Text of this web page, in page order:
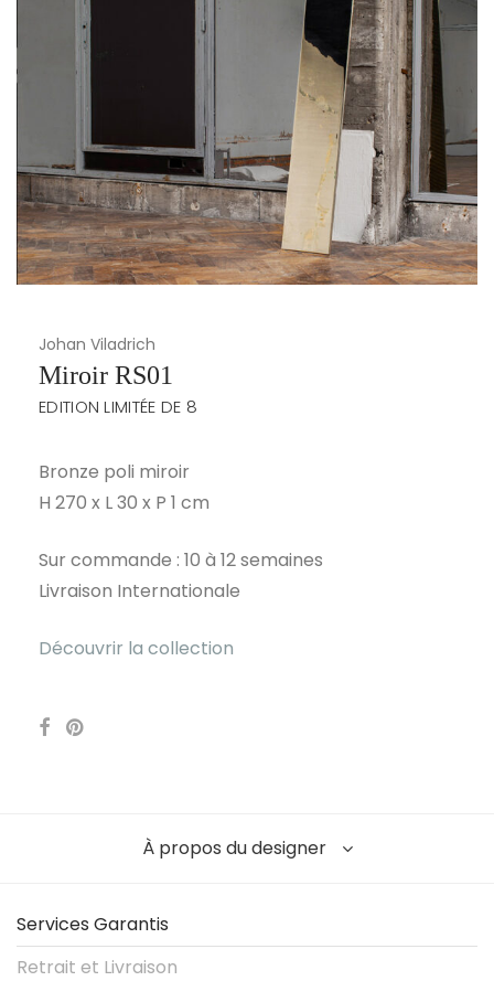
Johan Viladrich
Miroir RS01
EDITION LIMITÉE DE 8
Bronze poli miroir
H 270 x L 30 x P 1 cm
Sur commande : 10 à 12 semaines
Livraison Internationale
Découvrir la collection
À propos du designer
Services Garantis
Retrait et Livraison